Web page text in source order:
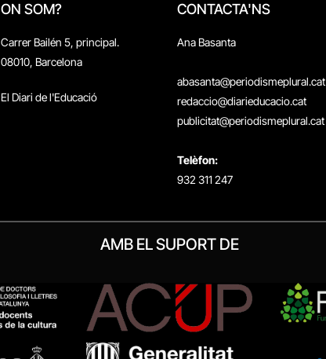
ON SOM?
Carrer Bailén 5, principal.
08010, Barcelona
El Diari de l'Educació
CONTACTA'NS
Ana Basanta
abasanta@periodismeplural.cat
redaccio@diarieducacio.cat
publicitat@periodismeplural.cat
Telèfon:
932 311 247
AMB EL SUPORT DE